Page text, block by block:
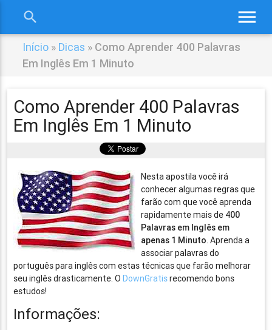
menu
search
Início » Dicas » Como Aprender 400 Palavras
Em Inglês Em 1 Minuto
Como Aprender 400 Palavras
Em Inglês Em 1 Minuto
Nesta apostila você irá
conhecer algumas regras que
farão com que você aprenda
rapidamente mais de 400
Palavras em Inglês em
apenas 1 Minuto. Aprenda a
associar palavras do
português para inglês com estas técnicas que farão melhorar
seu inglês drasticamente. ODownGratisrecomendo bons
estudos!
Informações: